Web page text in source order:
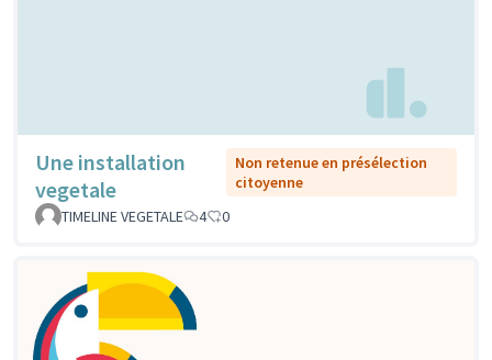
Une installation
vegetale
Non retenue en présélection
citoyenne
TIMELINE VEGETALE
4 0